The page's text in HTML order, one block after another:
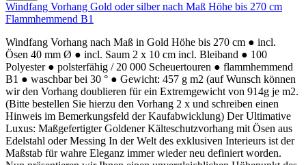
Windfang Vorhang Gold oder silber nach Maß Höhe bis 270 cm
Flammhemmend B1
Windfang Vorhang nach Maß in Gold Höhe bis 270 cm ● incl.
Ösen 40 mm Ø ● incl. Saum 2 x 10 cm incl. Bleiband ● 100
Polyester ● polsterfähig / 20 000 Scheuertouren ● flammhemmend
B1 ● waschbar bei 30 ° ● Gewicht: 457 g m2 (auf Wunsch können
wir den Vorhang doublieren für ein Extremgewicht von 914g je m2.
(Bitte bestellen Sie hierzu den Vorhang 2 x und schreiben einen
Hinweis im Bemerkungsfeld der Kaufabwicklung) Der Ultimative
Luxus: Maßgefertigter Goldener Kälteschutzvorhang mit Ösen aus
Edelstahl oder Messing In der Welt des exklusiven Interieurs ist der
Maßstab für wahre Eleganz immer wieder neu definiert worden.